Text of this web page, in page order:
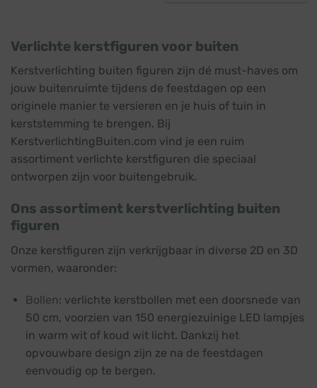
Verlichte kerstfiguren voor buiten
Kerstverlichting buiten figuren zijn dé must-haves om
jouw buitenruimte tijdens de feestdagen op een
originele manier te versieren en je huis of tuin in
kerststemming te brengen. Bij
KerstverlichtingBuiten.com vind je een ruim
assortiment verlichte kerstfiguren die speciaal
ontworpen zijn voor buitengebruik.
Ons assortiment kerstverlichting buiten
figuren
Onze kerstfiguren zijn verkrijgbaar in diverse 2D en 3D
vormen, waaronder:
Bollen: verlichte kerstbollen met een doorsnede van
50 cm, voorzien van 150 energiezuinige LED lampjes
in warm wit of koud wit licht. Dankzij het
opvouwbare design zijn ze na de feestdagen
eenvoudig op te bergen.